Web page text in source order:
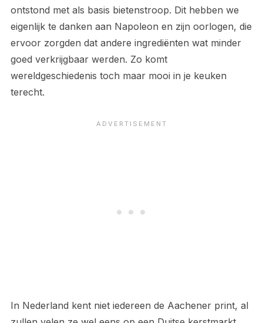
ontstond met als basis bietenstroop. Dit hebben we
eigenlijk te danken aan Napoleon en zijn oorlogen, die
ervoor zorgden dat andere ingrediënten wat minder
goed verkrijgbaar werden. Zo komt
wereldgeschiedenis toch maar mooi in je keuken
terecht.
In Nederland kent niet iedereen de Aachener print, al